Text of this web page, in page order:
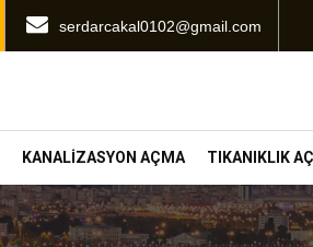
serdarcakal0102@gmail.com
KANALİZASYON AÇMA TIKANIKLIK